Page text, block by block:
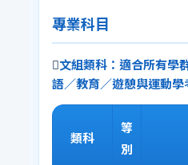
專業科目
文組類科：適合所有學
語／教育／遊憩與運動學
類科
等
別